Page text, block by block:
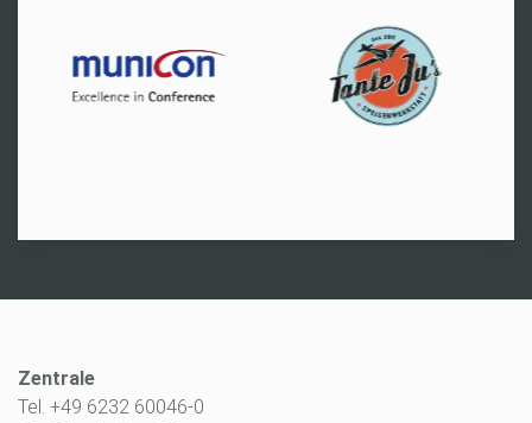
Zentrale
Tel. +49 6232 60046-0